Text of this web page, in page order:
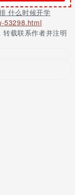
什么时候开学
53298.html
载联系作者并注明